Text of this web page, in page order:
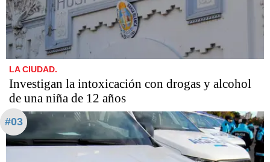
LA CIUDAD.
Investigan la intoxicación con drogas y alcohol
de una niña de 12 años
#03